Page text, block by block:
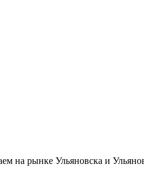
на рынке Ульяновска и